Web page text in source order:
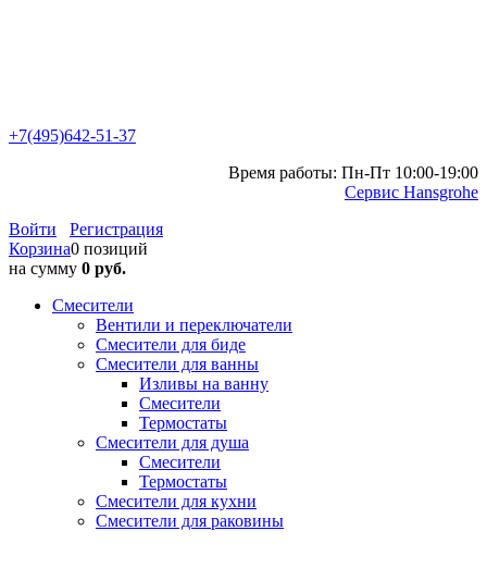
+7(495)642-51-37
Время работы: Пн-Пт 10:00-19:00
Сервис Hansgrohe
Войти
Регистрация
Корзина0 позиций
на сумму 0 руб.
Смесители
Вентили и переключатели
Смесители для биде
Смесители для ванны
Изливы на ванну
Смесители
Термостаты
Смесители для душа
Смесители
Термостаты
Смесители для кухни
Смесители для раковины